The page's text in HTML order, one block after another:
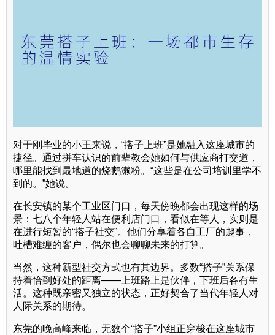
对于刚毕业的小王来说，“搭子上班”是她融入这座城市的
捷径。通过拼车认识的前辈教会她如何与供应商打交道，
哪里能找到最地道的烧鹅濑粉。“这些是在公司培训里学不
到的。”她说。
在长安镇的某个工业区门口，每天傍晚都会出现这样的场
景：七八个年轻人站在便利店门口，看似在等人，实则是
在进行短暂的“搭子社交”。他们分享着各自工厂的趣事，
吐槽难缠的客户，偶尔也会聊聊未来的打算。
当然，这种新型社交方式也有其边界。多数“搭子”关系保
持着恰到好处的距离——上班路上是伙伴，下班后各有生
活。这种既亲密又独立的状态，正好契合了当代年轻人对
人际关系的期待。
东莞的晚高峰来临，无数个“搭子”小组正穿梭在这座城市